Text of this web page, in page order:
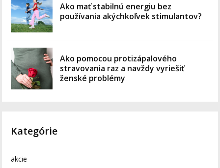
Ako mať stabilnú energiu bez
používania akýchkoľvek stimulantov?
Ako pomocou protizápalového
stravovania raz a navždy vyriešiť
ženské problémy
Kategórie
akcie